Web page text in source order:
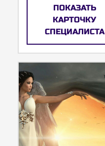
ПОКАЗАТЬ
КАРТОЧКУ
СПЕЦИАЛИСТА